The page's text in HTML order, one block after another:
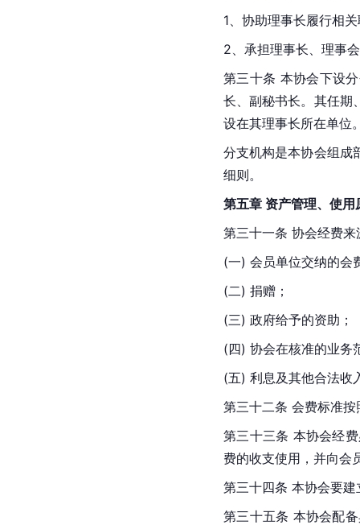
1、协助理事长履行相
2、承担理事长、理事
第三十条 本协会下设
长、副秘书长。其任期
设在其理事长所在单位
分支机构是本协会组成
细则。
第五章 资产管理、使用
第三十一条 协会经费来
(一) 会员单位交纳的会
(二) 捐赠；
(三) 政府给予的资助；
(四) 协会在核准的业务
(五) 利息及其他合法收
第三十二条 会费标准
第三十三条 本协会经
费的收支使用，并向会
第三十四条 本协会要
第三十五条 本协会配